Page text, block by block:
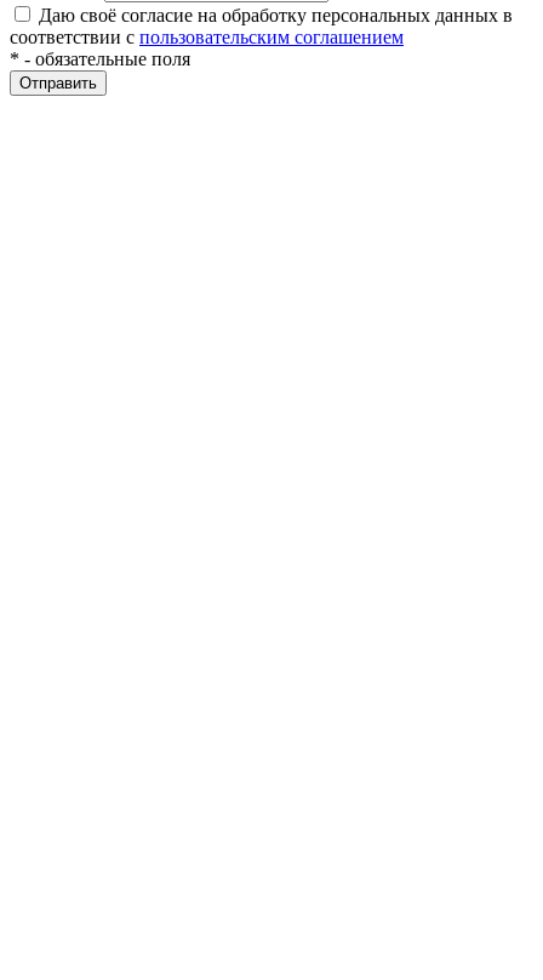
Даю своё согласие на обработку персональных данных в
соответствии с пользовательским соглашением
* - обязательные поля